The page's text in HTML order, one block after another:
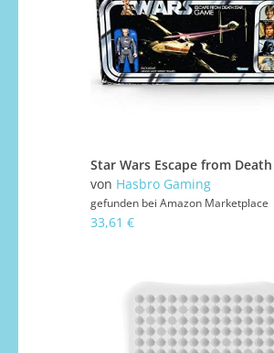
von Hasbro Gaming
gefunden bei Amazon Marketplace
33,61 €